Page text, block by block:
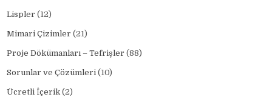
Lispler (12)
Mimari Çizimler (21)
Proje Dökümanları – Tefrişler (88)
Sorunlar ve Çözümleri (10)
Ücretli İçerik (2)